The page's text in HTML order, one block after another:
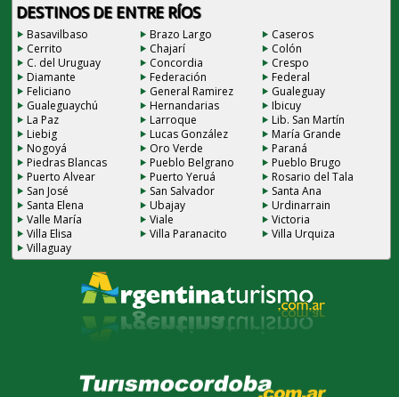
DESTINOS DE ENTRE RÍOS
Basavilbaso Brazo Largo
Caseros
Cerrito
Chajarí
Colón
C. del Uruguay
Concordia
Crespo
Diamante
Federación
Federal
Feliciano
General Ramirez
Gualeguay
Gualeguaychú
Hernandarias
Ibicuy
La Paz
Larroque
Lib. San Martín
Liebig
Lucas González
María Grande
Nogoyá
Oro Verde
Paraná
Piedras Blancas
Pueblo Belgrano
Pueblo Brugo
Puerto Alvear
Puerto Yeruá
Rosario del Tala
San José
San Salvador
Santa Ana
Santa Elena
Ubajay
Urdinarrain
Valle María
Viale
Victoria
Villa Elisa
Villa Paranacito
Villa Urquiza
Villaguay